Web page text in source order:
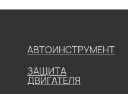
АВТОИНСТРУМЕНТ
ЗАЩИТА
ДВИГАТЕЛЯ